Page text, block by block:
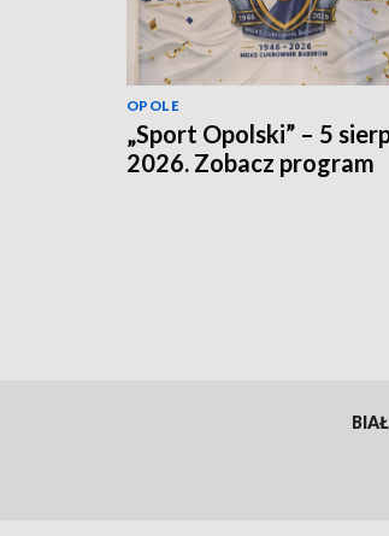
OPOLE
„Sport Opolski” – 5
2026. Zobacz program